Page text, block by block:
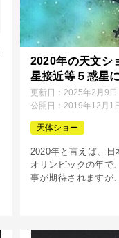
2020年の天文シ
星接近等５惑星
更新日： 2025年2月9日
公開日： 2019年12月1
天体ショー
2020年と言えば、日
オリンピックの年で
事が期待されますが
にとっての2020年
星・リュウグウの